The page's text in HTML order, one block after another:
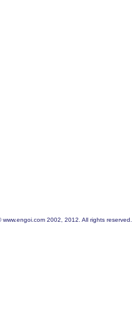
www.engoi.com 2002, 2012. All rights reserved.